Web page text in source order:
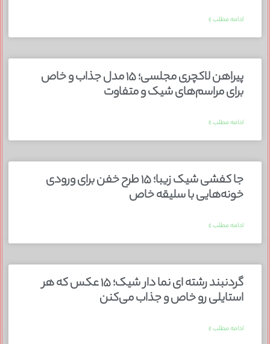
ادامه مطلب »
پیراهن لاکچری مجلسی؛ ۱۵ مدل جذاب و خاص
برای مراسم‌های شیک و متفاوت
ادامه مطلب »
جا کفشی شیک زیبا؛ ۱۵ طرح خفن برای ورودی
خونه‌هایی با سلیقه خاص
ادامه مطلب »
گردنبند رشته ای نما دار شیک؛ ۱۵ عکس که هر
استایلی رو خاص و جذاب می‌کنن
ادامه مطلب »